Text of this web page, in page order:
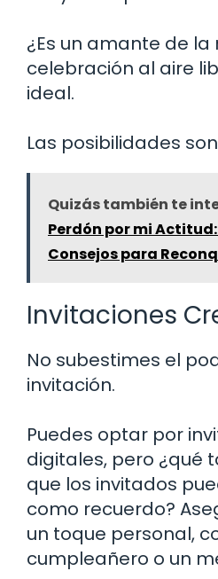
¿Es un amante de la
celebración al aire
ideal.
Las posibilidades
Quizás también te
Perdón por mi
Consejos para
Invitaciones
No subestimes el
invitación.
Puedes optar por
digitales, pero ¿qué
que los invitados
como recuerdo?
un toque personal,
cumpleañero o un